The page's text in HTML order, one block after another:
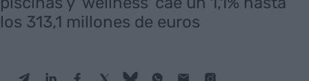
los 313,1 millones de euros